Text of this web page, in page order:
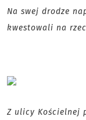
Na swej drodze
kwestowali na
Z ulicy Kościelnej